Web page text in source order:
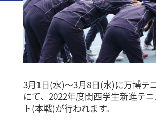
3月1日(水)～3月8日(水)に万博テ
にて、2022年度関西学生新進テ
ト(本戦)が行われます。